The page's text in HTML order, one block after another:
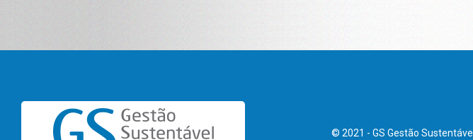
© 2021 - GS Gestão Sustentável